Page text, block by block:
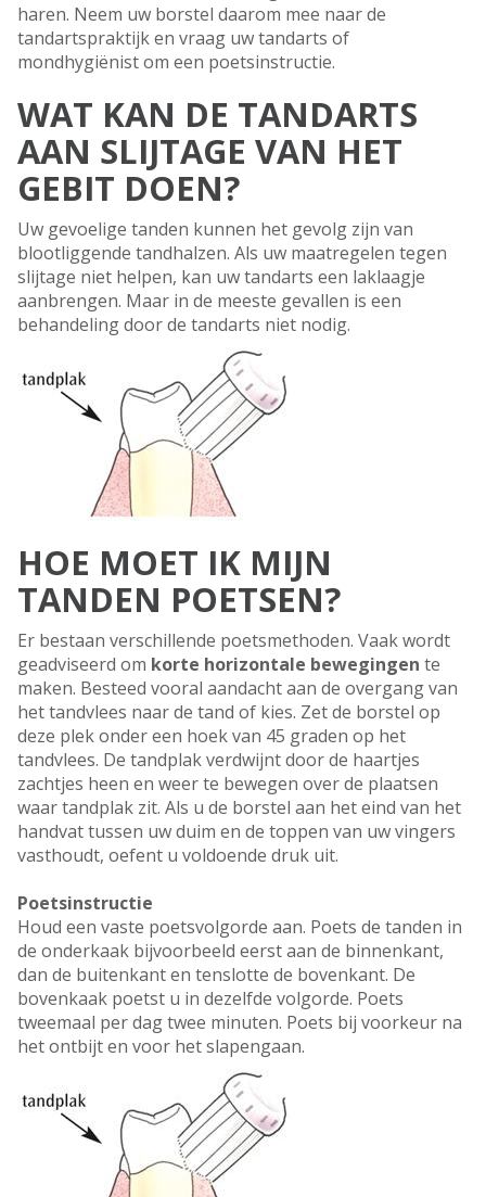
haren. Neem uw borstel daarom mee naar de
tandartspraktijk en vraag uw tandarts of
mondhygiënist om een poetsinstructie.
WAT KAN DE TANDARTS
AAN SLIJTAGE VAN HET
GEBIT DOEN?
Uw gevoelige tanden kunnen het gevolg zijn van
blootliggende tandhalzen. Als uw maatregelen tegen
slijtage niet helpen, kan uw tandarts een laklaagje
aanbrengen. Maar in de meeste gevallen is een
behandeling door de tandarts niet nodig.
HOE MOET IK MIJN
TANDEN POETSEN?
Er bestaan verschillende poetsmethoden. Vaak wordt
geadviseerd om korte horizontale bewegingen te
maken. Besteed vooral aandacht aan de overgang van
het tandvlees naar de tand of kies. Zet de borstel op
deze plek onder een hoek van 45 graden op het
tandvlees. De tandplak verdwijnt door de haartjes
zachtjes heen en weer te bewegen over de plaatsen
waar tandplak zit. Als u de borstel aan het eind van het
handvat tussen uw duim en de toppen van uw vingers
vasthoudt, oefent u voldoende druk uit.
Poetsinstructie
Houd een vaste poetsvolgorde aan. Poets de tanden in
de onderkaak bijvoorbeeld eerst aan de binnenkant,
dan de buitenkant en tenslotte de bovenkant. De
bovenkaak poetst u in dezelfde volgorde. Poets
tweemaal per dag twee minuten. Poets bij voorkeur na
het ontbijt en voor het slapengaan.